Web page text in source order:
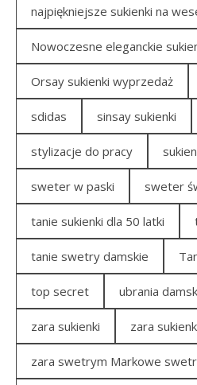
najpiękniejsze sukienki na
Nowoczesne eleganckie
Orsay sukienki wyprzedaż
sdidas sinsay sukienki
stylizacje do pracy
sweter w paski sweter
tanie sukienki dla 50 latki
tanie swetry damskie
top secret ubrania
zara sukienki zara
zara swetrym Markowe